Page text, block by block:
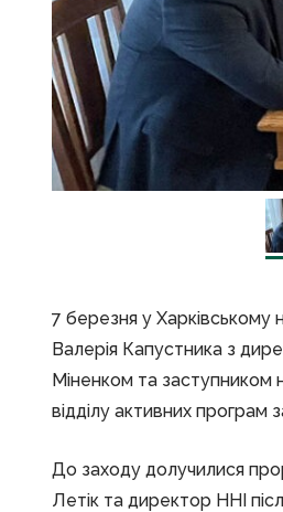
7 березня у Харківському
Валерія Капустника з
Міненком та заступником
відділу активних програм
До заходу долучилися
Летік та директор ННІ